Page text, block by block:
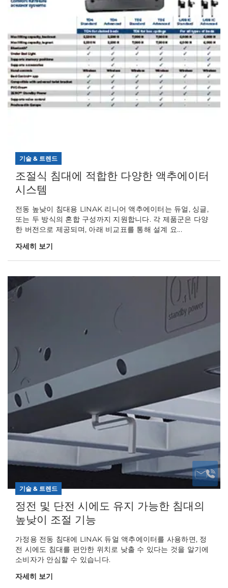
기술 & 트렌드
조절식 침대에 적합한 다양한 액추에이터
시스템
전동 높낮이 침대용 LINAK 리니어 액추에이터는 듀얼, 싱글,
또는 두 방식의 혼합 구성까지 지원합니다. 각 제품군은 다양
한 버전으로 제공되며, 아래 비교표를 통해 설계 요...
자세히 보기
기술 & 트렌드
정전 및 단전 시에도 유지 가능한 침대의
높낮이 조절 기능
가정용 전동 침대에 LINAK 듀얼 액추에이터를 사용하면, 정
전 시에도 침대를 편안한 위치로 낮출 수 있다는 것을 알기에
소비자가 안심할 수 있습니다.
자세히 보기